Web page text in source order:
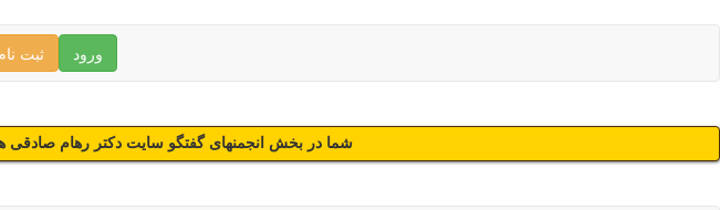
ثبت ورود
شما در بخش انجمنهای گفتگو سایت دکتر رهام صادقی